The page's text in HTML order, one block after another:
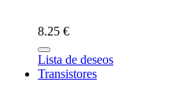
8.25 €
Lista de deseos
Transistores